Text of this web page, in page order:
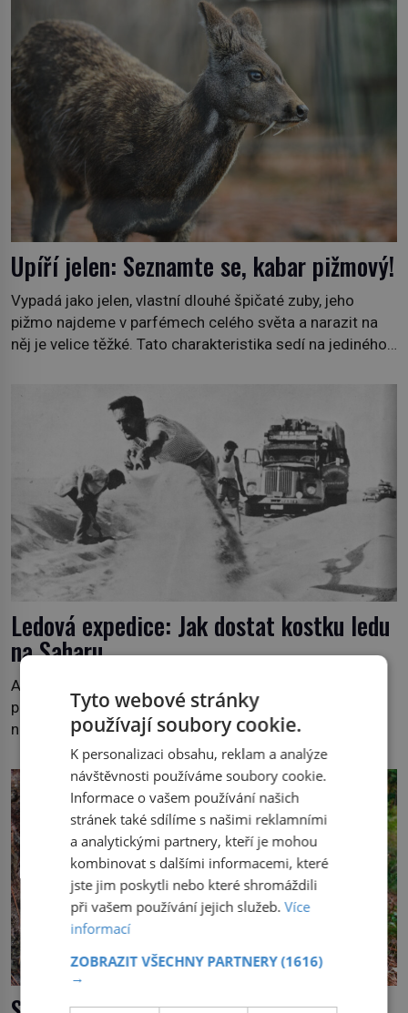
směs s názvem lučavka královská. Svůj přídomek nemá
pro nic za nic, […]
Upíří jelen: Seznamte se, kabar pižmový!
Vypadá jako jelen, vlastní dlouhé špičaté zuby, jeho
pižmo najdeme v parfémech celého světa a narazit na
něj je velice těžké. Tato charakteristika sedí na jediného
1778), jenže v Asii o něm ví už celá staletí. Zvíře
připomíná jelena, v kohoutku dosahuje […]
Ledová expedice: Jak dostat kostku ledu
na Saharu
Arktický mráz, tři tuny ledu, jedno auto, tisíce kilometrů,
písek a tropické vedro. To je ve zkratce zdánlivě
nesplnitelná výzva, která se promění v úžasné
dobrodružství a důkaz, že nic není nemožné. Vše začíná
na podzim 1958 jako hec. Rádio Luxembourg přichází s
neobvyklou výzvou. Tomu, kdo dokáže dopravit ze
severního polárního kruhu na […]
Tyto webové stránky
používají soubory cookie.
K personalizaci obsahu, reklam a analýze
návštěvnosti používáme soubory cookie.
Informace o vašem používání našich
stránek také sdílíme s našimi reklamními
a analytickými partnery, kteří je mohou
kombinovat s dalšími informacemi, které
jste jim poskytli nebo které shromáždili
při vašem používání jejich služeb.Více
informací
ZOBRAZIT VŠECHNY PARTNERY(1616)
→